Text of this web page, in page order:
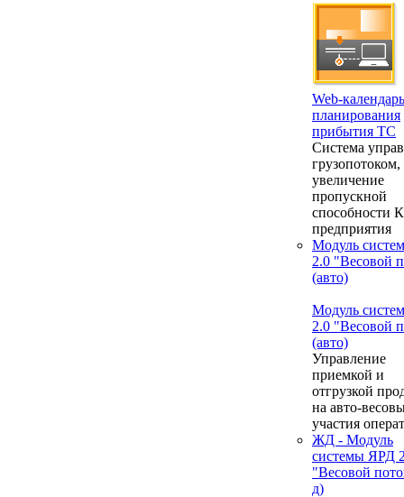
Web-календарь
планирования
прибытия ТС
Система
грузопотоком,
увеличение
пропускной
способности
предприятия
Модуль
2.0 "Весовой
(авто)
Модуль
2.0 "Весовой
(авто)
Управление
приемкой и
отгрузкой
на авто-
участия
ЖД - Модуль
системы ЯРД
"Весовой
д)